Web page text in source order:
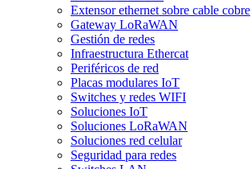
Extensor ethernet sobre cable cobre
Gateway LoRaWAN
Gestión de redes
Infraestructura Ethercat
Periféricos de red
Placas modulares IoT
Switches y redes WIFI
Soluciones IoT
Soluciones LoRaWAN
Soluciones red celular
Seguridad para redes